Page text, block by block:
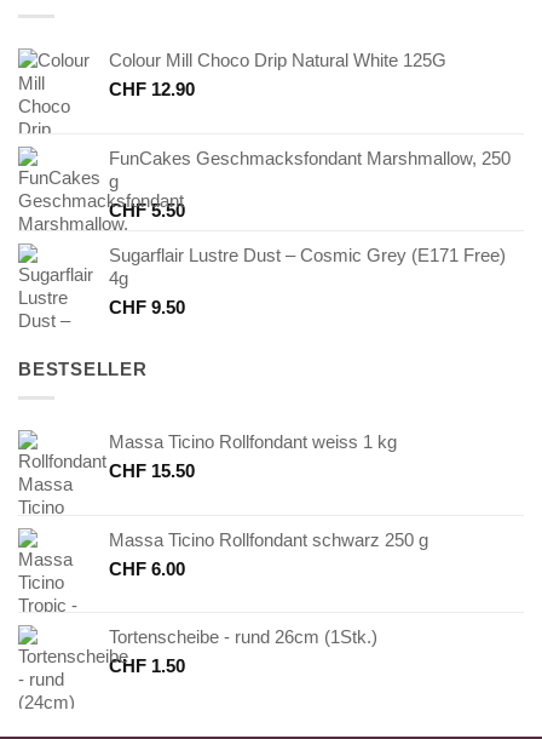
Colour Mill Choco Drip Natural White 125G
CHF 12.90
FunCakes Geschmacksfondant Marshmallow, 250
g
CHF5.50
Sugarflair Lustre Dust – Cosmic Grey (E171 Free)
4g
CHF 9.50
BESTSELLER
Massa Ticino Rollfondant weiss 1 kg
CHF 15.50
Massa Ticino Rollfondant schwarz 250 g
CHF 6.00
Tortenscheibe - rund 26cm (1Stk.)
CHF 1.50